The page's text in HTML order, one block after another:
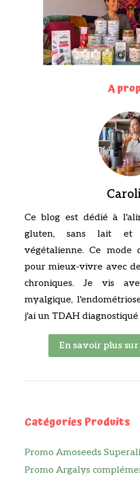
A
Ce blog est dédié à
gluten, sans lait et
végétalienne. Ce mode
pour mieux-vivre avec
chroniques. Je vis
myalgique,
j'ai un TDAH
En savoir plus
Catégories Produits
Promo Amoseeds
Promo Argalys